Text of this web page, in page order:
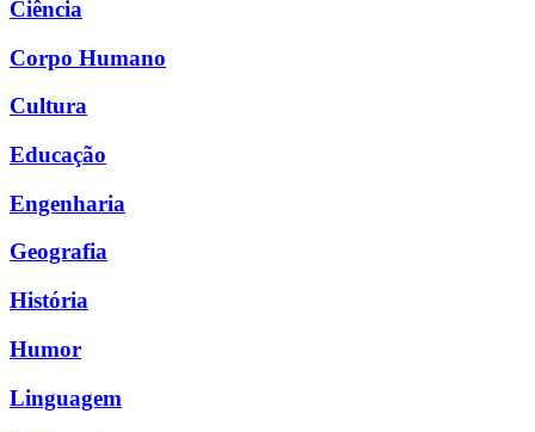
Ciência
Corpo Humano
Cultura
Educação
Engenharia
Geografia
História
Humor
Linguagem